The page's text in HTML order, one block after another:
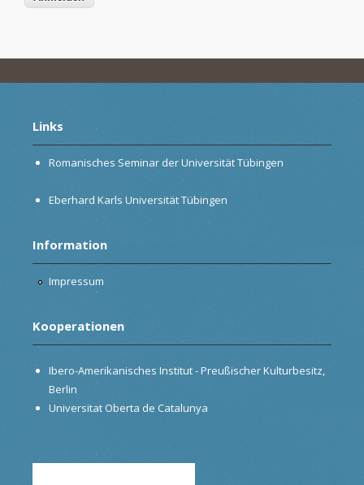
Links
Romanisches Seminar der Universität Tübingen
Eberhard Karls Universität Tübingen
Information
Impressum
Kooperationen
Ibero-Amerikanisches Institut - Preußischer Kulturbesitz,
Berlin
Universitat Oberta de Catalunya